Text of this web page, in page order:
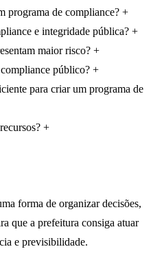
programa de compliance?
e integridade pública?
maior risco?
público?
para criar um programa de
forma de organizar decisões,
que a prefeitura consiga atuar
e previsibilidade.